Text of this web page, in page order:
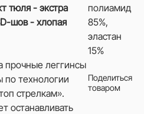
тюля - экстра
шов - хлопая
прочные леггинсы
по технологии
стрелкам».
останавливать
полиамид
85%,
эластан
15%
Поделиться
товаром